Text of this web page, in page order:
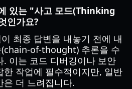
있는 "사고 모드(Thinking
인가요?
최종 답변을 내놓기 전에 내
(chain-of-thought) 추론을 수
. 이는 코드 디버깅이나 보안
한 작업에 필수적이지만, 일반
은 더 느려집니다.